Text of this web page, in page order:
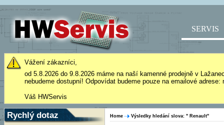
SERVIS
Vážení zákazníci,
od 5.8.2026 do 9.8.2026 máme na naší kamenné prodejně v
nebudeme dostupní! Odpovídat budeme pouze na emailové
Váš HWServis
Rychlý dotaz Home Výsledky hledání slova: " Renault"